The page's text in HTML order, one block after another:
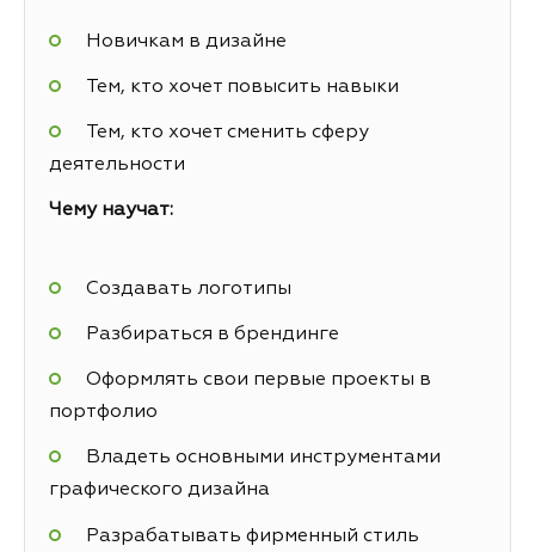
Новичкам в дизайне
Тем, кто хочет повысить навыки
Тем, кто хочет сменить сферу
деятельности
Чему научат:
Создавать логотипы
Разбираться в брендинге
Оформлять свои первые проекты в
портфолио
Владеть основными инструментами
графического дизайна
Разрабатывать фирменный стиль